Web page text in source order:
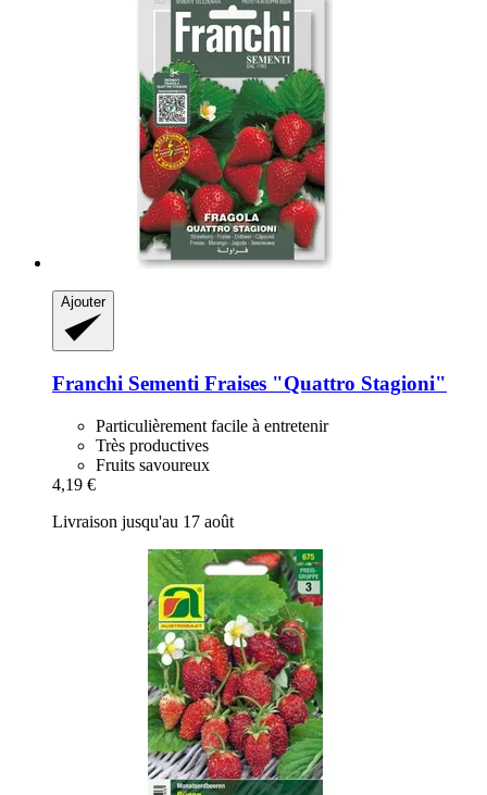
Ajouter
Franchi Sementi Fraises "Quattro Stagioni"
Particulièrement facile à entretenir
Très productives
Fruits savoureux
4,19 €
Livraison jusqu'au 17 août